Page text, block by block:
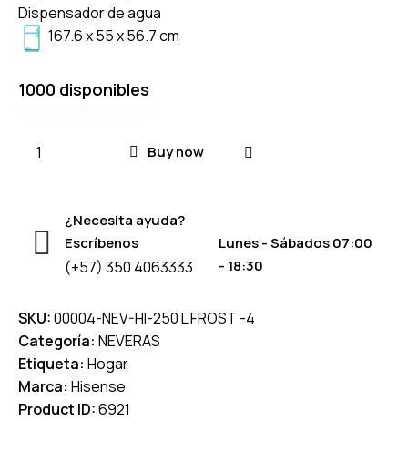
Dispensador de agua
167.6 x 55 x 56.7 cm
1000 disponibles
Buy now
¿Necesita ayuda?
Escríbenos
(+57) 350 4063333
Lunes - Sábados 07:00
- 18:30
SKU:00004-NEV-HI-250 L FROST -4
Categoría: NEVERAS
Etiqueta: Hogar
Marca: Hisense
Product ID:6921